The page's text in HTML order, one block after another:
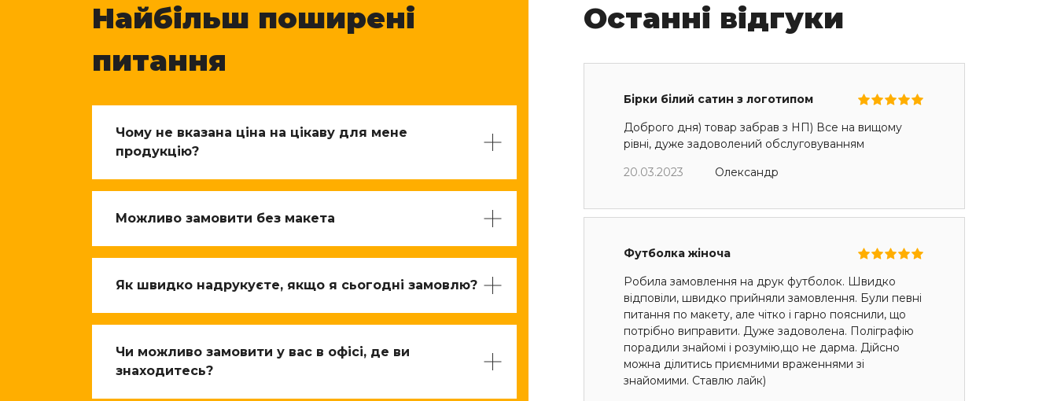
Найбільш поширені
питання
Чому не вказана ціна на цікаву для мене
продукцію?
Можливо замовити без макета
Як швидко надрукуєте, якщо я сьогодні замовлю?
Чи можливо замовити у вас в офісі, де ви
знаходитесь?
Останні відгуки
Бірки білий сатин з логотипом
Доброго дня) товар забрав з НП) Все на вищому
рівні, дуже задоволений обслуговуванням
20.03.2023
Олександр
Футболка жіноча
Робила замовлення на друк футболок. Швидко
відповіли, швидко прийняли замовлення. Були певні
питання по макету, але чітко і гарно пояснили, що
потрібно виправити. Дуже задоволена. Поліграфію
порадили знайомі і розумію,що не дарма. Дійсно
можна ділитись приємними враженнями зі
знайомими. Ставлю лайк)